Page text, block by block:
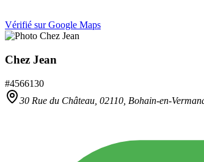
Vérifié sur Google Maps
Chez Jean
#4566130
30 Rue du Château, 02110 Bohain-en-